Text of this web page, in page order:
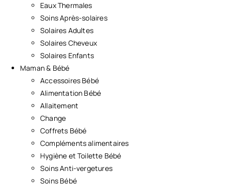
Eaux Thermales
Soins Après-solaires
Solaires Adultes
Solaires Cheveux
Solaires Enfants
Maman & Bébé
Accessoires Bébé
Alimentation Bébé
Allaitement
Change
Coffrets Bébé
Compléments alimentaires
Hygiène et Toilette Bébé
Soins Anti-vergetures
Soins Bébé